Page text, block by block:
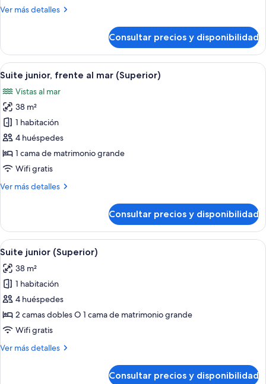
Ver más detalles
Más
junior
(Superior)
Consultar precios y disponibilidad
Abrir
todas
las
fotos
de
Suite
junior,
frente
mar
Caja fuerte, escritorio, espacio para
6
Suite junior, frente al mar (Superior)
Vistas al mar
38 m²
1 habitación
4 huéspedes
1 cama de matrimonio grande
Wifi gratis
Ver más detalles
Más
junior,
frente
al
(Superior)
Consultar precios y disponibilidad
Abrir
todas
las
fotos
de
Suite
junior
Una cama con dosel, televisor y una
8
Suite junior (Superior)
38 m²
1 habitación
4 huéspedes
2 camas dobles O 1 cama de matrimonio grande
Wifi gratis
Ver más detalles
Más
Consultar precios y disponibilidad